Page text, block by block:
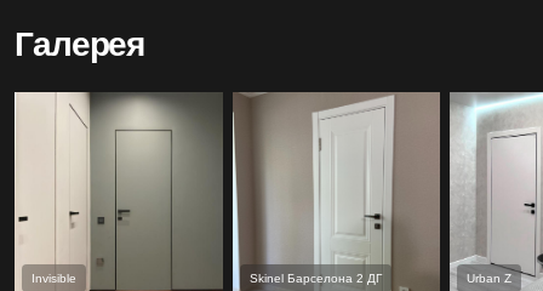
Галерея
Invisible Skinel Барселона 2 ДГ Urban Z